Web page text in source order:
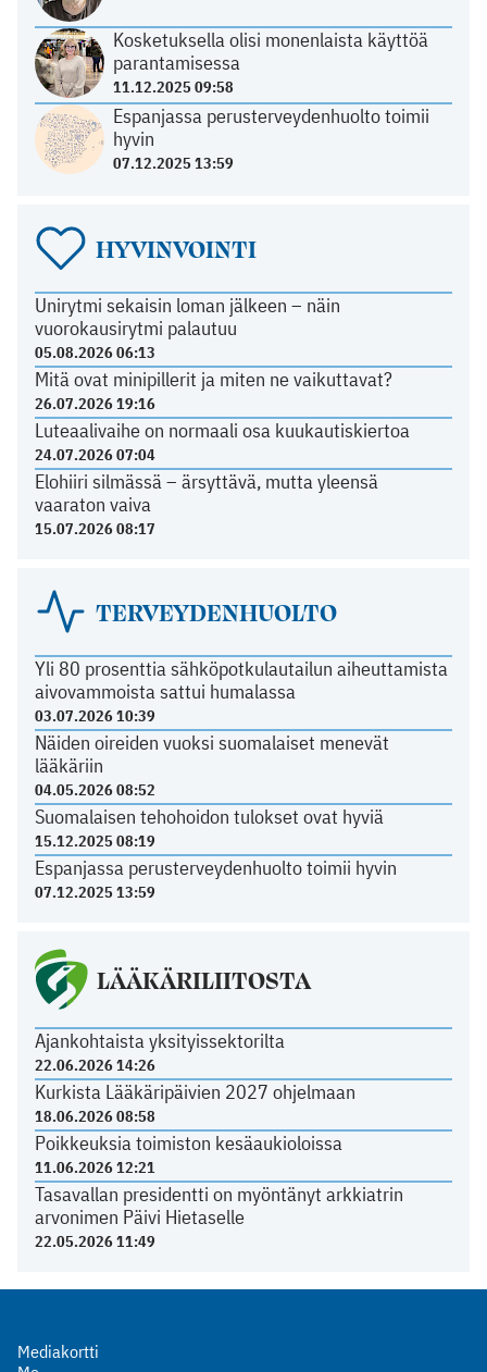
Kosketuksella olisi monenlaista käyttöä
parantamisessa
11.12.2025 09:58
Espanjassa perusterveydenhuolto toimii
hyvin
07.12.2025 13:59
HYVINVOINTI
Unirytmi sekaisin loman jälkeen – näin
vuorokausirytmi palautuu
05.08.2026 06:13
Mitä ovat minipillerit ja miten ne vaikuttavat?
26.07.2026 19:16
Luteaalivaihe on normaali osa kuukautiskiertoa
24.07.2026 07:04
Elohiiri silmässä – ärsyttävä, mutta yleensä
vaaraton vaiva
15.07.2026 08:17
TERVEYDENHUOLTO
Yli 80 prosenttia sähköpotkulautailun aiheuttamista
aivovammoista sattui humalassa
03.07.2026 10:39
Näiden oireiden vuoksi suomalaiset menevät
lääkäriin
04.05.2026 08:52
Suomalaisen tehohoidon tulokset ovat hyviä
15.12.2025 08:19
Espanjassa perusterveydenhuolto toimii hyvin
07.12.2025 13:59
LÄÄKÄRILIITOSTA
Ajankohtaista yksityissektorilta
22.06.2026 14:26
Kurkista Lääkäripäivien 2027 ohjelmaan
18.06.2026 08:58
Poikkeuksia toimiston kesäaukioloissa
11.06.2026 12:21
Tasavallan presidentti on myöntänyt arkkiatrin
arvonimen Päivi Hietaselle
22.05.2026 11:49
Mediakortti